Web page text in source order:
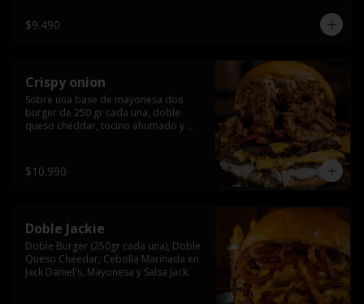
$9.490
Crispy onion
Sobre una base de mayonesa dos
burger de 250 gr cada una, doble
queso cheddar, tocino ahumado y
$10.990
Doble Jackie
Doble Burger (250gr cada una), Doble
Queso Cheedar, Cebolla Marinada en
Jack Daniel's, Mayonesa y Salsa Jack.